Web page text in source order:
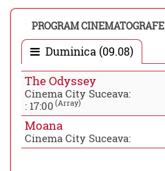
PROGRAM CINEMATOGRAFE
Duminica (09.08)
The Odyssey
Cinema City Suceava:
: 17:00 (Array)
Moana
Cinema City Suceava: